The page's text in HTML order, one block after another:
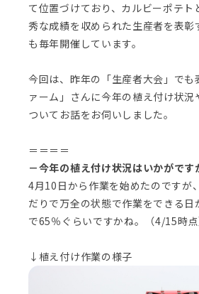
て位置づけており、カルビーポテト
秀な成績を収められた生産者を表彰
も毎年開催しています。
今回は、昨年の「生産者大会」でも
ァーム」さんに今年の植え付け状
ついてお話をお伺いしました。
＝＝＝＝
－今年の植え付け状況はいかがです
4月10日から作業を始めたのですが
だりで万全の状態で作業をできる
で65％ぐらいですかね。（4/15時点
↓植え付け作業の様子